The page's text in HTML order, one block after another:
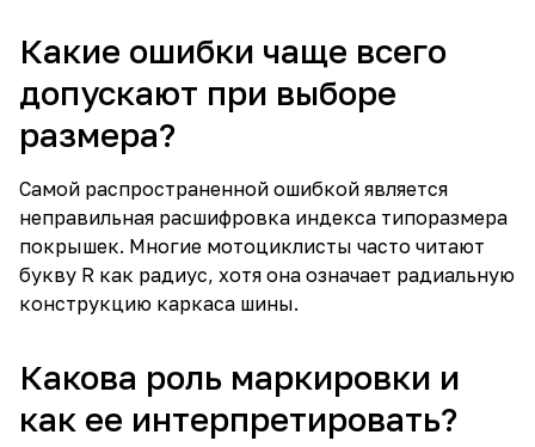
Какие ошибки чаще всего
допускают при выборе
размера?
Самой распространенной ошибкой является
неправильная расшифровка индекса типоразмера
покрышек. Многие мотоциклисты часто читают
букву R как радиус, хотя она означает радиальную
конструкцию каркаса шины.
Какова роль маркировки и
как ее интерпретировать?